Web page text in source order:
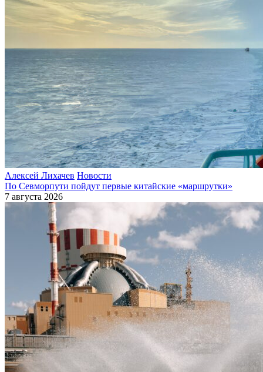
Алексей Лихачев Новости
По Севморпути пойдут первые китайские «маршрутки»
7 августа 2026